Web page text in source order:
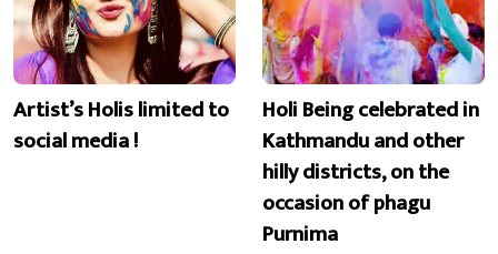
Artist’s Holis limited to
social media !
Holi Being celebrated in
Kathmandu and other
hilly districts, on the
occasion of phagu
Purnima